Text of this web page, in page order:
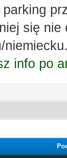
się nie
info po